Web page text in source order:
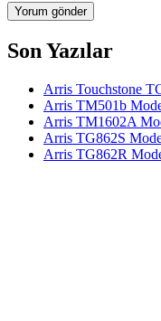
Son Yazılar
Arris Touchstone
Arris TM501b
Arris TM1602A
Arris TG862S
Arris TG862R